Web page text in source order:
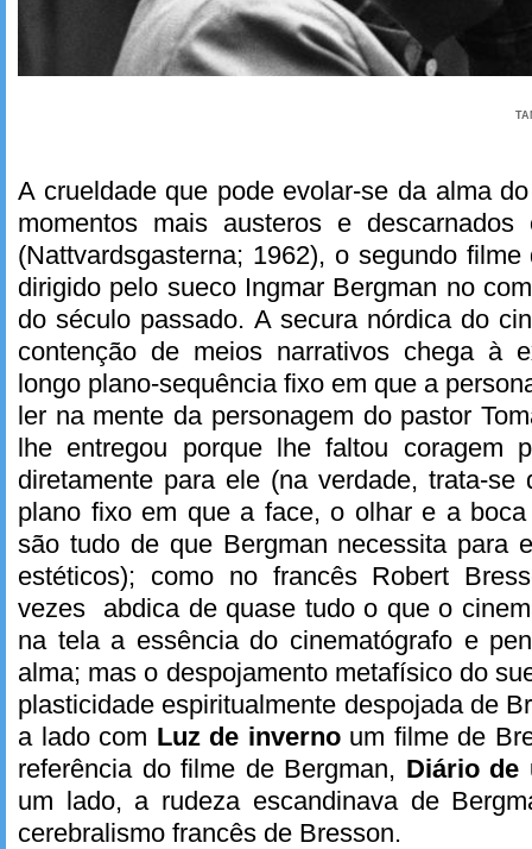
A crueldade que pode evolar-se da alma
momentos mais austeros e
(Nattvardsgasterna; 1962), o segundo
dirigido pelo sueco Ingmar Bergman no
do século passado. A secura nórdica do
contenção de meios narrativos chega à
longo plano-sequência fixo em que a
ler na mente da personagem do pastor
lhe entregou porque lhe faltou coragem
diretamente para ele (na verdade, trata-se
plano fixo em que a face, o olhar e a
são tudo de que Bergman necessita para
estéticos); como no francês Robert
vezes abdica de quase tudo o que o
na tela a essência do cinematógrafo e
alma; mas o despojamento metafísico do
plasticidade espiritualmente despojada de
a lado com Luz de inverno um filme de
referência do filme de Bergman, Diário
um lado, a rudeza escandinava de
cerebralismo francês de Bresson.